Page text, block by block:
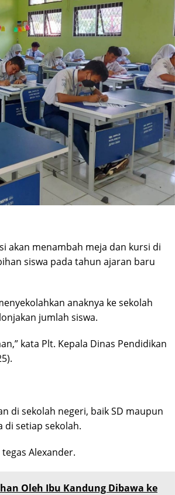
akan menambah meja dan kursi di
siswa pada tahun ajaran baru
anaknya ke sekolah
jumlah siswa.
kata Plt. Kepala Dinas Pendidikan
di sekolah negeri, baik SD maupun
di setiap sekolah.
Alexander.
Oleh Ibu Kandung Dibawa ke